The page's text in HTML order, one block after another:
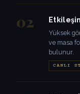
02
Yüksek
ve masa
bulunur.
CANLI